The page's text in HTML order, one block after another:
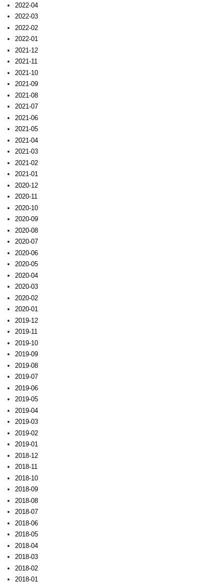
2022-04
2022-03
2022-02
2022-01
2021-12
2021-11
2021-10
2021-09
2021-08
2021-07
2021-06
2021-05
2021-04
2021-03
2021-02
2021-01
2020-12
2020-11
2020-10
2020-09
2020-08
2020-07
2020-06
2020-05
2020-04
2020-03
2020-02
2020-01
2019-12
2019-11
2019-10
2019-09
2019-08
2019-07
2019-06
2019-05
2019-04
2019-03
2019-02
2019-01
2018-12
2018-11
2018-10
2018-09
2018-08
2018-07
2018-06
2018-05
2018-04
2018-03
2018-02
2018-01